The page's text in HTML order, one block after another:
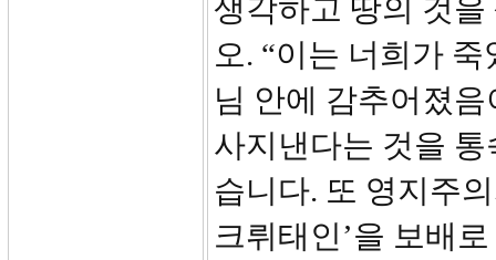
생각하고 땅의 것
오. “이는 너희가
님 안에 감추어졌
사지낸다는 것을
습니다. 또 영지주
크뤼태인’을 보배